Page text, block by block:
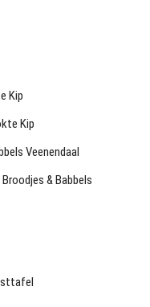
Kip
Kip
Veenendaal
& Babbels